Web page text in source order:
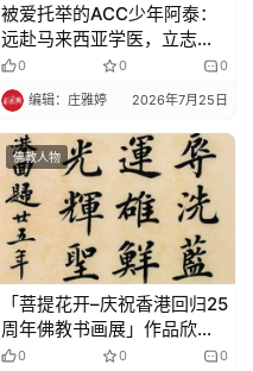
被爱托举的ACC少年阿泰：
远赴马来西亚学医，立志返
乡济世
0 0 0
编辑：庄雅婷 2026年7月25日
佛教人物
「菩提花开–庆祝香港回归25
周年佛教书画展」作品欣赏
（6）
0 0 0